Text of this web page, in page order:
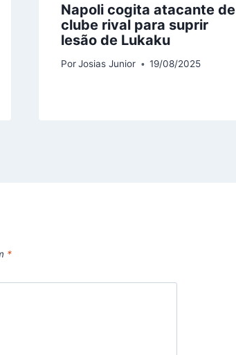
Napoli cogita atacante de
clube rival para suprir
lesão de Lukaku
Por Josias Junior 19/08/2025
*